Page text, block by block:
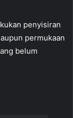
penyisiran
permukaan
belum